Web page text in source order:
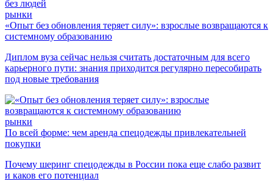
рынки
«Опыт без обновления теряет силу»: взрослые возвращаются к
системному образованию
Диплом вуза сейчас нельзя считать достаточным для всего
карьерного пути: знания приходится регулярно пересобирать
под новые требования
рынки
По всей форме: чем аренда спецодежды привлекательней
покупки
Почему шеринг спецодежды в России пока еще слабо развит
и каков его потенциал